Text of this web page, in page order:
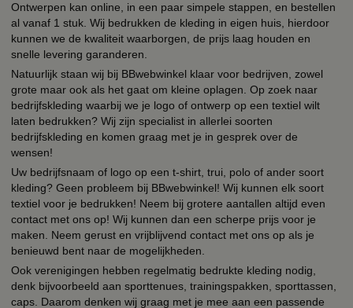
Ontwerpen kan online, in een paar simpele stappen, en bestellen
al vanaf 1 stuk. Wij bedrukken de kleding in eigen huis, hierdoor
kunnen we de kwaliteit waarborgen, de prijs laag houden en
snelle levering garanderen.
Natuurlijk staan wij bij BBwebwinkel klaar voor bedrijven, zowel
grote maar ook als het gaat om kleine oplagen. Op zoek naar
bedrijfskleding waarbij we je logo of ontwerp op een textiel wilt
laten bedrukken? Wij zijn specialist in allerlei soorten
bedrijfskleding en komen graag met je in gesprek over de
wensen!
Uw bedrijfsnaam of logo op een t-shirt, trui, polo of ander soort
kleding? Geen probleem bij BBwebwinkel! Wij kunnen elk soort
textiel voor je bedrukken! Neem bij grotere aantallen altijd even
contact met ons op! Wij kunnen dan een scherpe prijs voor je
maken. Neem gerust en vrijblijvend contact met ons op als je
benieuwd bent naar de mogelijkheden.
Ook verenigingen hebben regelmatig bedrukte kleding nodig,
denk bijvoorbeeld aan sporttenues, trainingspakken, sporttassen,
caps. Daarom denken wij graag met je mee aan een passende